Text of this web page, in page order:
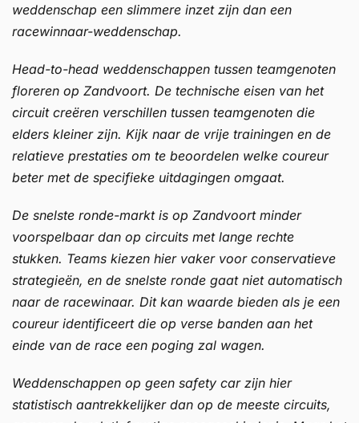
weddenschap een slimmere inzet zijn dan een
racewinnaar-weddenschap.
Head-to-head weddenschappen tussen teamgenoten
floreren op Zandvoort. De technische eisen van het
circuit creëren verschillen tussen teamgenoten die
elders kleiner zijn. Kijk naar de vrije trainingen en de
relatieve prestaties om te beoordelen welke coureur
beter met de specifieke uitdagingen omgaat.
De snelste ronde-markt is op Zandvoort minder
voorspelbaar dan op circuits met lange rechte
stukken. Teams kiezen hier vaker voor conservatieve
strategieën, en de snelste ronde gaat niet automatisch
naar de racewinaar. Dit kan waarde bieden als je een
coureur identificeert die op verse banden aan het
einde van de race een poging zal wagen.
Weddenschappen op geen safety car zijn hier
statistisch aantrekkelijker dan op de meeste circuits,